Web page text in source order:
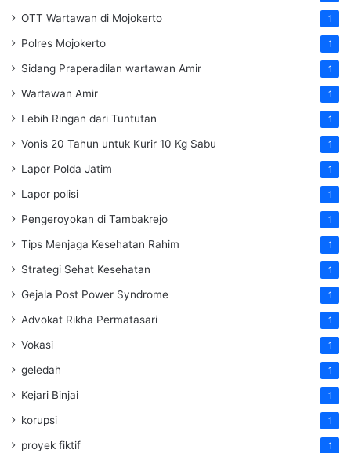
OTT Wartawan di Mojokerto 1
Polres Mojokerto 1
Sidang Praperadilan wartawan Amir 1
Wartawan Amir 1
Lebih Ringan dari Tuntutan 1
Vonis 20 Tahun untuk Kurir 10 Kg Sabu 1
Lapor Polda Jatim 1
Lapor polisi 1
Pengeroyokan di Tambakrejo 1
Tips Menjaga Kesehatan Rahim 1
Strategi Sehat Kesehatan 1
Gejala Post Power Syndrome 1
Advokat Rikha Permatasari 1
Vokasi 1
geledah 1
Kejari Binjai 1
korupsi 1
proyek fiktif 1